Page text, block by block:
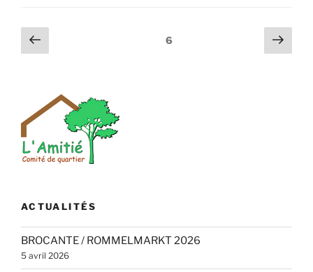
Pagination
des
Page
précédente
Page6
Page
ACTUALITÉS
BROCANTE / ROMMELMARKT 2026
5 avril 2026